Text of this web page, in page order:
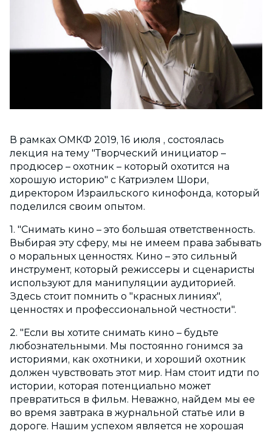
В рамках ОМКФ 2019, 16 июля , состоялась
лекция на тему "Творческий инициатор –
продюсер – охотник – который охотится на
хорошую историю" с Катриэлем Шори,
директором Израильского кинофонда, который
поделился своим опытом.
1. "Снимать кино – это большая ответственность.
Выбирая эту сферу, мы не имеем права забывать
о моральных ценностях. Кино – это сильный
инструмент, который режиссеры и сценаристы
используют для манипуляции аудиторией.
Здесь стоит помнить о "красных линиях",
ценностях и профессиональной честности".
2. "Если вы хотите снимать кино – будьте
любознательными. Мы постоянно гонимся за
историями, как охотники, и хороший охотник
должен чувствовать этот мир. Нам стоит идти по
истории, которая потенциально может
превратиться в фильм. Неважно, найдем мы ее
во время завтрака в журнальной статье или в
дороге. Нашим успехом является не хорошая